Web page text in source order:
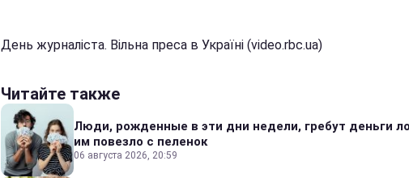
День журналіста. Вільна преса в Україні (video.rbc.ua)
Читайте также
Люди, рожденные в эти дни недели, гребут деньги
им повезло с пеленок
06 августа 2026, 20:59